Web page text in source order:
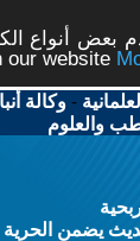
أنواع
our website
-وكالة
والعلوم
الحرية